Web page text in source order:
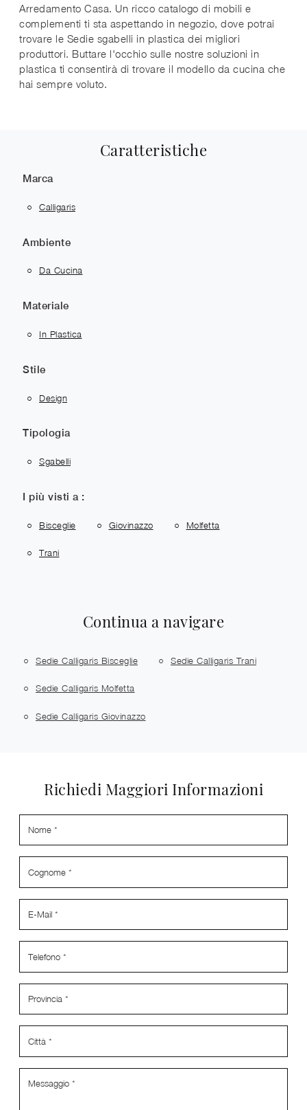
Arredamento Casa. Un ricco catalogo di mobili e
complementi ti sta aspettando in negozio, dove potrai
trovare le Sedie sgabelli in plastica dei migliori
produttori. Buttare l'occhio sulle nostre soluzioni in
plastica ti consentirà di trovare il modello da cucina che
hai sempre voluto.
Caratteristiche
Marca
Calligaris
Ambiente
Da Cucina
Materiale
In Plastica
Stile
Design
Tipologia
Sgabelli
I più visti a :
Bisceglie Giovinazzo Molfetta
Trani
Continua a navigare
Sedie Calligaris Bisceglie Sedie Calligaris Trani
Sedie Calligaris Molfetta
Sedie Calligaris Giovinazzo
Richiedi Maggiori Informazioni